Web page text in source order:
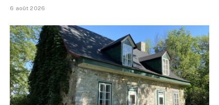
6 août 2026